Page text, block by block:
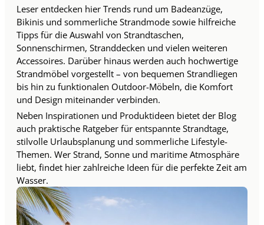
Leser entdecken hier Trends rund um Badeanzüge,
Bikinis und sommerliche Strandmode sowie hilfreiche
Tipps für die Auswahl von Strandtaschen,
Sonnenschirmen, Stranddecken und vielen weiteren
Accessoires. Darüber hinaus werden auch hochwertige
Strandmöbel vorgestellt – von bequemen Strandliegen
bis hin zu funktionalen Outdoor-Möbeln, die Komfort
und Design miteinander verbinden.
Neben Inspirationen und Produktideen bietet der Blog
auch praktische Ratgeber für entspannte Strandtage,
stilvolle Urlaubsplanung und sommerliche Lifestyle-
Themen. Wer Strand, Sonne und maritime Atmosphäre
liebt, findet hier zahlreiche Ideen für die perfekte Zeit am
Wasser.